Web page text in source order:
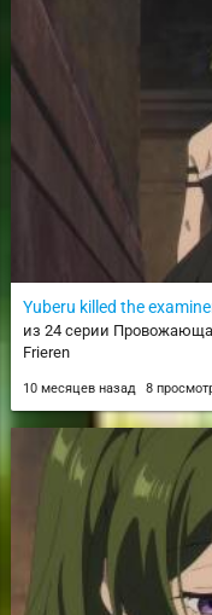
Yuberu killed the
из 24 серии
Frieren
10 месяцев назад 8